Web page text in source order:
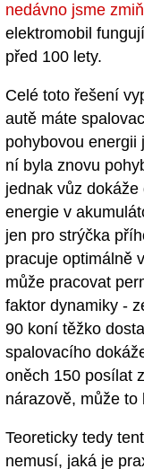
nedávno jsme
elektromobil
před 100 lety.
Celé toto řešení
autě máte
pohybovou energii
ní byla znovu
jednak vůz
energie v
jen pro strýčka
pracuje optimálně
může pracovat
faktor dynamiky -
90 koní těžko
spalovacího
oněch 150 posílat
nárazově, může
Teoreticky tedy
nemusí, jaká je